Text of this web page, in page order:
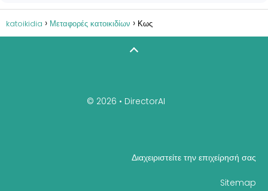
katoikidia Μεταφορές κατοικιδίων Κως
© 2026 • DirectorAI
Διαχειριστείτε την επιχείρησή σας
Sitemap